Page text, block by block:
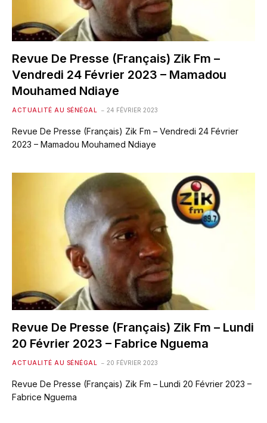
Revue De Presse (Français) Zik Fm –
Vendredi 24 Février 2023 – Mamadou
Mouhamed Ndiaye
ACTUALITÉ AU SÉNÉGAL 24 FÉVRIER 2023
Revue De Presse (Français) Zik Fm – Vendredi 24 Février
2023 – Mamadou Mouhamed Ndiaye
Revue De Presse (Français) Zik Fm – Lundi
20 Février 2023 – Fabrice Nguema
ACTUALITÉ AU SÉNÉGAL 20 FÉVRIER 2023
Revue De Presse (Français) Zik Fm – Lundi 20 Février 2023 –
Fabrice Nguema